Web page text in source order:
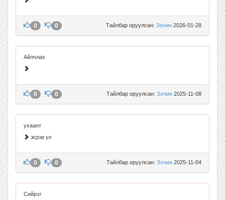
Тайлбар оруулсан: Зочин 2026-01-28
0 0
Айлчлах
Тайлбар оруулсан: Зочин 2025-11-08
0 0
ухаант
эсрэг үг
Тайлбар оруулсан: Зочин 2025-11-04
0 0
Сийрэг